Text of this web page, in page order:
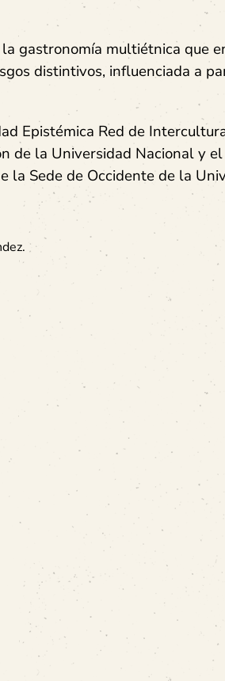
gastronomía multiétnica que
distintivos, influenciada a
Epistémica Red de
de la Universidad Nacional y
Sede de Occidente de la